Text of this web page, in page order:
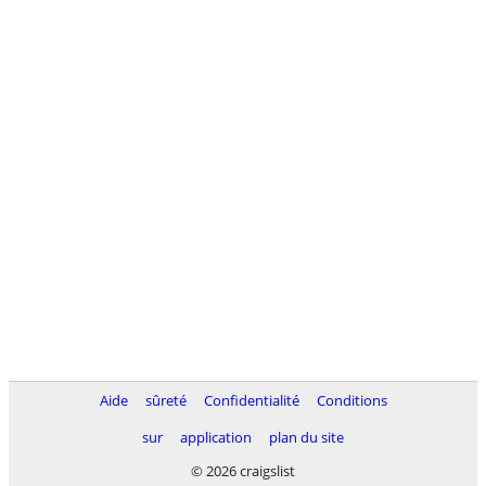
Aide sûreté Confidentialité
Conditions
sur
application
plan du site
© 2026 craigslist